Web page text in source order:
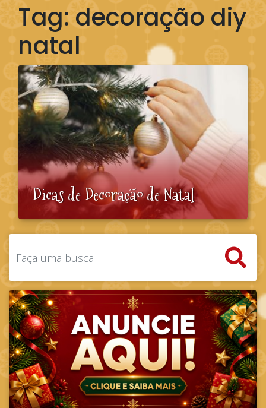
Tag: decoração diy
natal
Dicas de Decoração de Natal